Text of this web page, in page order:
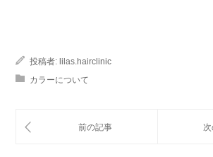
投稿者: lilas.hairclinic
カラーについて